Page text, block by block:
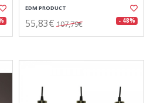
EDM PRODUCT
55,83€ 107,79€ - 48%